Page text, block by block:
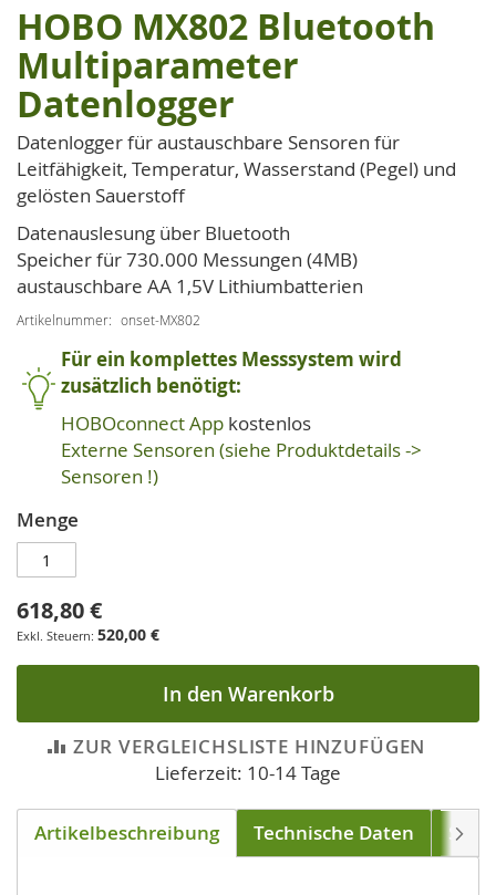
Zum
Anfang
der
Bildgalerie
springen
HOBO MX802 Bluetooth
Multiparameter
Datenlogger
Datenlogger für austauschbare Sensoren für
Leitfähigkeit, Temperatur, Wasserstand (Pegel) und
gelösten Sauerstoff
Datenauslesung über Bluetooth
Speicher für 730.000 Messungen (4MB)
austauschbare AA 1,5V Lithiumbatterien
Artikelnummer onset-MX802
Für ein komplettes Messsystem wird
zusätzlich benötigt:
HOBOconnect App kostenlos
Externe Sensoren (siehe Produktdetails ->
Sensoren !)
Menge
618,80 €
520,00 €
In den Warenkorb
ZUR VERGLEICHSLISTE HINZUFÜGEN
Lieferzeit: 10-14 Tage
Artikelbeschreibung Technische Daten